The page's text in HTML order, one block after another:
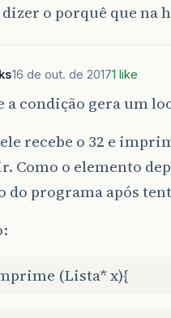
dizer o porquê que na
16 de out. de 20171 like
a condição gera um
recebe o 32 e
Como o elemento
do programa após
(Lista* x){